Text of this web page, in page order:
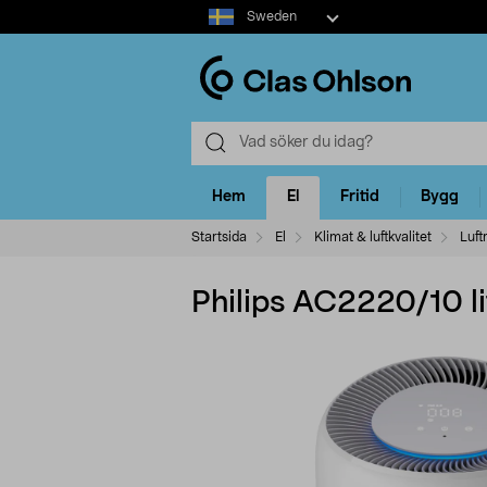
Select
market
Sweden
Hem El Fritid Bygg
Startsida El Klimat & luftkvalitet
Philips AC2220/10